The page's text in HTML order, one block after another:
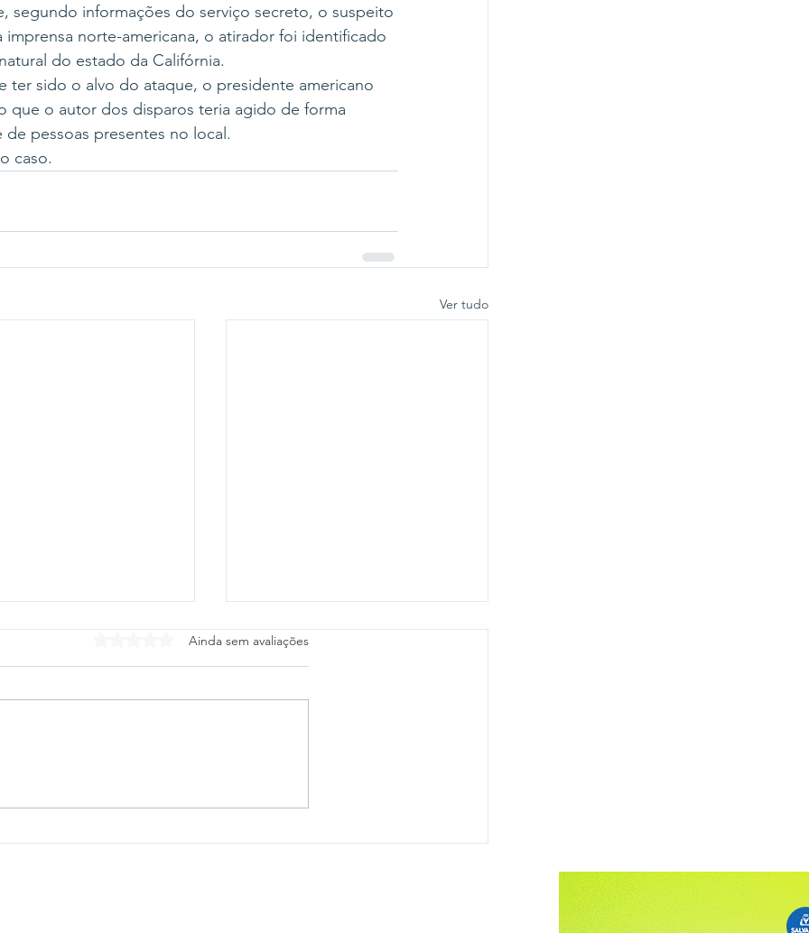
segundo informações do serviço secreto, o suspeito
norte-americana, o atirador foi identificado
do estado da Califórnia.
ter sido o alvo do ataque, o presidente americano
que o autor dos disparos teria agido de forma
pessoas presentes no local.
caso.
Ver tudo
mudança de planos
Avaliado com 0 de 5 estrelas.
Ainda sem avaliações